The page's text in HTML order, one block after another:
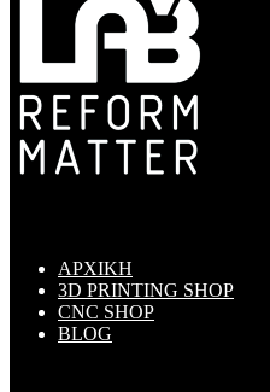
ΑΡΧΙΚΗ
3D PRINTING SHOP
CNC SHOP
BLOG